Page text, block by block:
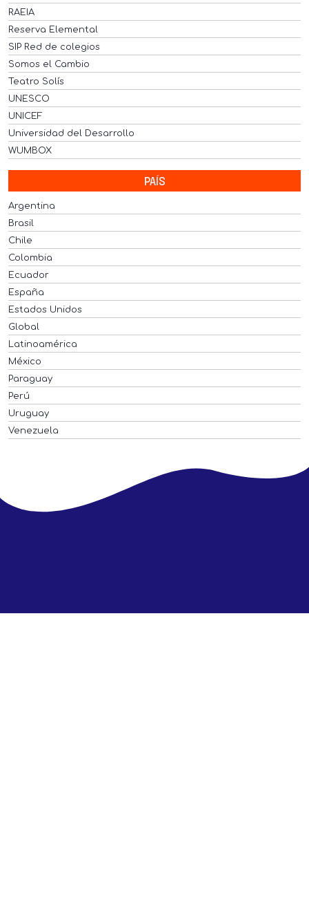
RAEIA
Reserva Elemental
SIP Red de colegios
Somos el Cambio
Teatro Solís
UNESCO
UNICEF
Universidad del Desarrollo
WUMBOX
PAÍS
Argentina
Brasil
Chile
Colombia
Ecuador
España
Estados Unidos
Global
Latinoamérica
México
Paraguay
Perú
Uruguay
Venezuela